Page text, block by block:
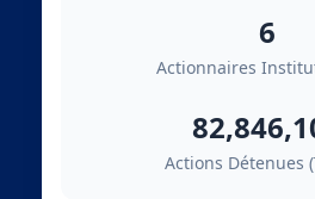
6
Actionnaires
Actions Détenues